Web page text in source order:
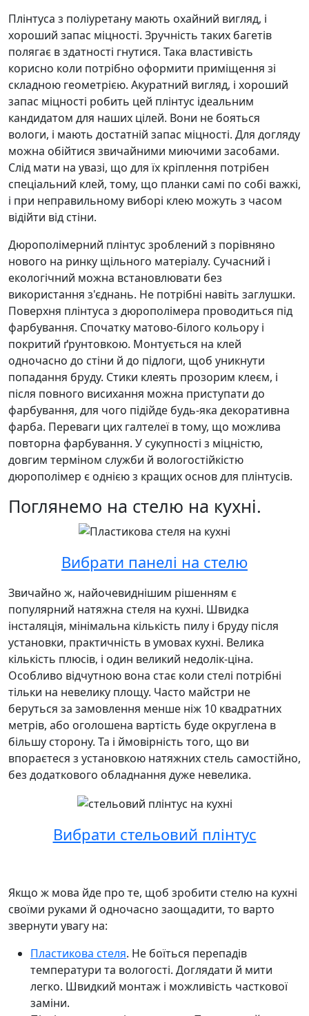
Плінтуса з поліуретану мають охайний вигляд, і
хороший запас міцності. Зручність таких багетів
полягає в здатності гнутися. Така властивість
корисно коли потрібно оформити приміщення зі
складною геометрією. Акуратний вигляд, і хороший
запас міцності робить цей плінтус ідеальним
кандидатом для наших цілей. Вони не бояться
вологи, і мають достатній запас міцності. Для догляду
можна обійтися звичайними миючими засобами.
Слід мати на увазі, що для їх кріплення потрібен
спеціальний клей, тому, що планки самі по собі важкі,
і при неправильному виборі клею можуть з часом
відійти від стіни.
Дюрополімерний плінтус зроблений з порівняно
нового на ринку щільного матеріалу. Сучасний і
екологічний можна встановлювати без
використання з'єднань. Не потрібні навіть заглушки.
Поверхня плінтуса з дюрополімера проводиться під
фарбування. Спочатку матово-білого кольору і
покритий ґрунтовкою. Монтується на клей
одночасно до стіни й до підлоги, щоб уникнути
попадання бруду. Стики клеять прозорим клеєм, і
після повного висихання можна приступати до
фарбування, для чого підійде будь-яка декоративна
фарба. Переваги цих галтелеї в тому, що можлива
повторна фарбування. У сукупності з міцністю,
довгим терміном служби й вологостійкістю
дюрополімер є однією з кращих основ для плінтусів.
Поглянемо на стелю на кухні.
Вибрати панелі на стелю
Звичайно ж, найочевиднішим рішенням є
популярний натяжна стеля на кухні. Швидка
інсталяція, мінімальна кількість пилу і бруду після
установки, практичність в умовах кухні. Велика
кількість плюсів, і один великий недолік-ціна.
Особливо відчутною вона стає коли стелі потрібні
тільки на невелику площу. Часто майстри не
беруться за замовлення менше ніж 10 квадратних
метрів, або оголошена вартість буде округлена в
більшу сторону. Та і ймовірність того, що ви
впораєтеся з установкою натяжних стель самостійно,
без додаткового обладнання дуже невелика.
Вибрати стельовий плінтус
Якщо ж мова йде про те, щоб зробити стелю на кухні
своїми руками й одночасно заощадити, то варто
звернути увагу на:
Пластикова стеля. Не боїться перепадів
температури та вологості. Доглядати й мити
легко. Швидкий монтаж і можливість часткової
заміни.